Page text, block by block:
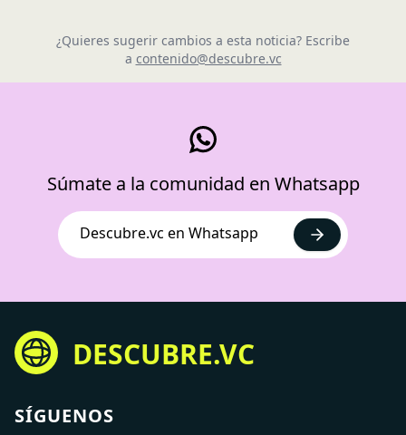
¿Quieres sugerir cambios a esta noticia? Escribe
a contenido@descubre.vc
Súmate a la comunidad en Whatsapp
Descubre.vc en Whatsapp
DESCUBRE.VC
SÍGUENOS